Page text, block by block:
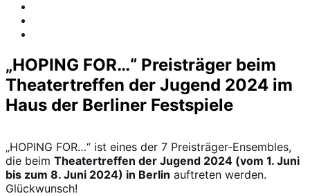
„HOPING FOR…“ Preisträger beim
Theatertreffen der Jugend 2024 im
Haus der Berliner Festspiele
„HOPING FOR…“ ist eines der 7 Preisträger-Ensembles,
die beim Theatertreffen der Jugend 2024 (vom 1. Juni
bis zum 8. Juni 2024) in Berlin auftreten werden.
Glückwunsch!